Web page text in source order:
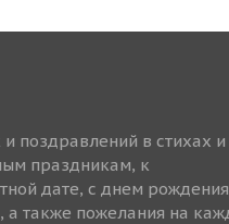
поздравлений в стихах и
праздникам, к
дате, с днем
а также пожелания на